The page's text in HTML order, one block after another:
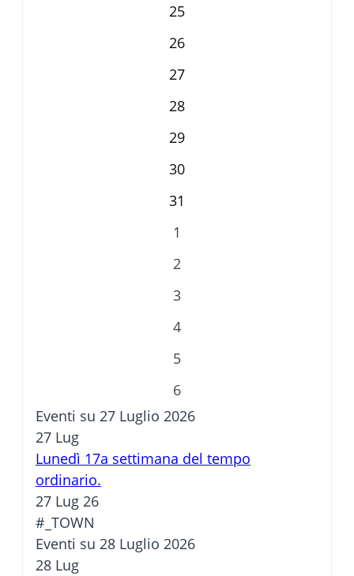
25
26
27
28
29
30
31
1
2
3
4
5
6
Eventi su 27 Luglio 2026
27 Lug
Lunedì 17a settimana del tempo
ordinario.
27 Lug 26
#_TOWN
Eventi su 28 Luglio 2026
28 Lug